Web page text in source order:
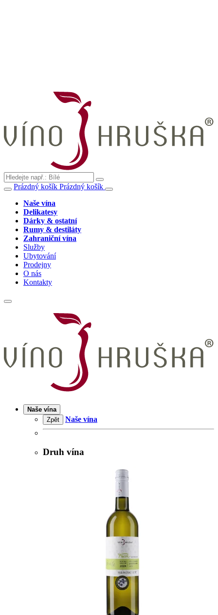
Prázdný košík Prázdný košík
Naše vína
Delikatesy
Dárky & ostatní
Rumy & destiláty
Zahraniční vína
Služby
Ubytování
Prodejny
O nás
Kontakty
Naše vína
Zpět
Naše vína
Druh vína